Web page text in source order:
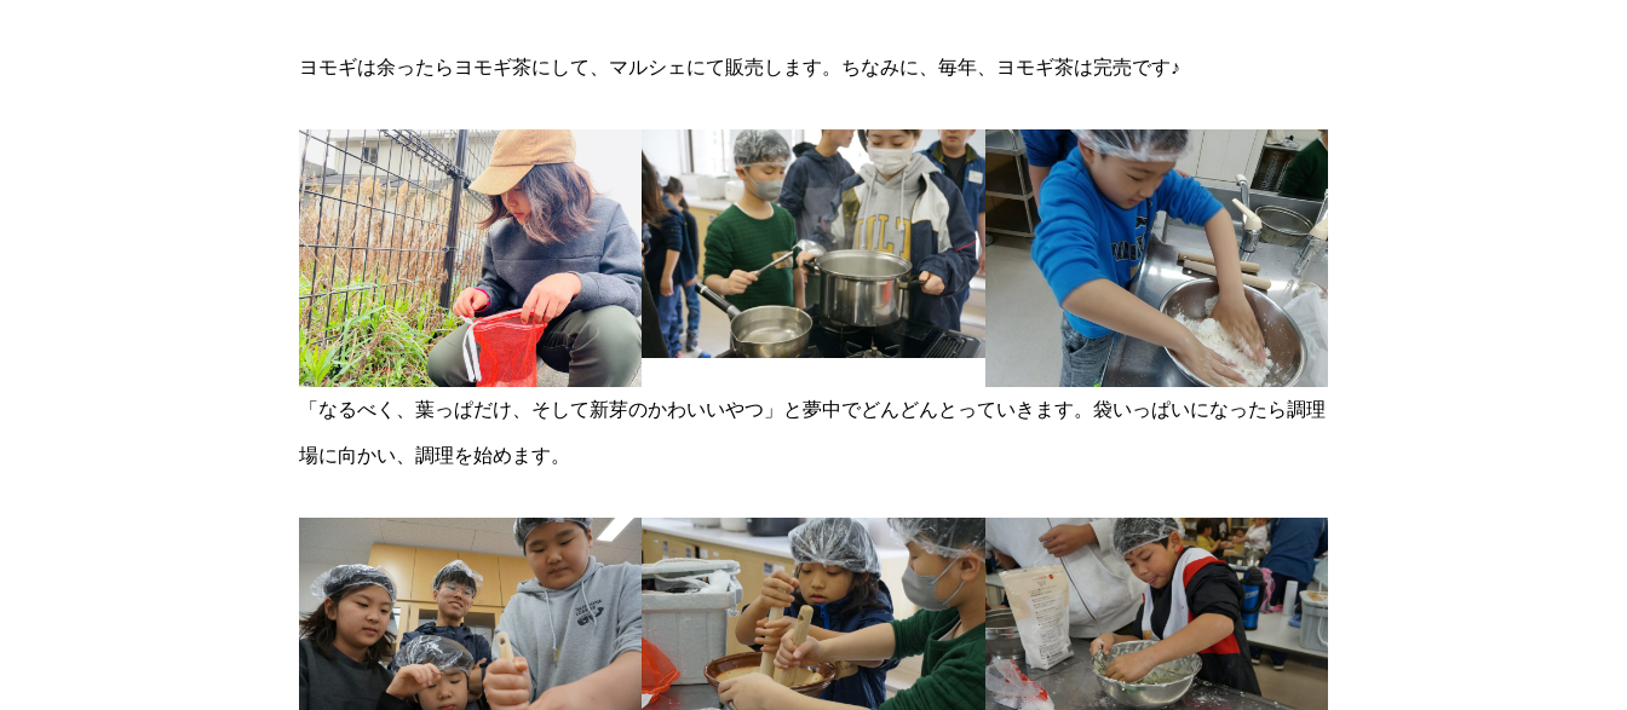
ヨモギは余ったらヨモギ茶にして、マルシェにて販売します。ちなみに、毎年、ヨモギ茶は完売です♪
「なるべく、葉っぱだけ、そして新芽のかわいいやつ」と夢中でどんどんとっていきます。袋いっぱいになったら調理
場に向かい、調理を始めます。